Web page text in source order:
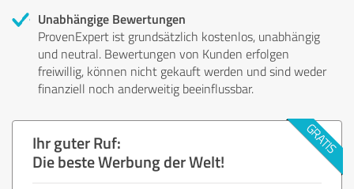
Unabhängige Bewertungen
ProvenExpert ist grundsätzlich kostenlos, unabhängig
und neutral. Bewertungen von Kunden erfolgen
freiwillig, können nicht gekauft werden und sind weder
finanziell noch anderweitig beeinflussbar.
Ihr guter Ruf:
Die beste Werbung der Welt!